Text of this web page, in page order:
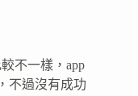
不一樣，app
不過沒有成功